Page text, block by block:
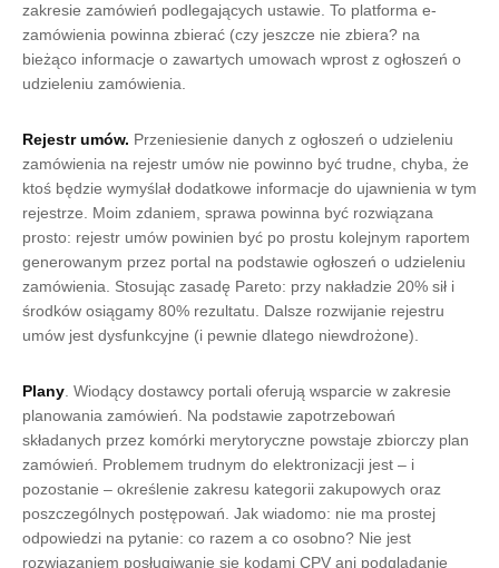
zakresie zamówień podlegających ustawie. To platforma e-
zamówienia powinna zbierać (czy jeszcze nie zbiera? na
bieżąco informacje o zawartych umowach wprost z ogłoszeń o
udzieleniu zamówienia.
Rejestr umów. Przeniesienie danych z ogłoszeń o udzieleniu
zamówienia na rejestr umów nie powinno być trudne, chyba, że
ktoś będzie wymyślał dodatkowe informacje do ujawnienia w tym
rejestrze. Moim zdaniem, sprawa powinna być rozwiązana
prosto: rejestr umów powinien być po prostu kolejnym raportem
generowanym przez portal na podstawie ogłoszeń o udzieleniu
zamówienia. Stosując zasadę Pareto: przy nakładzie 20% sił i
środków osiągamy 80% rezultatu. Dalsze rozwijanie rejestru
umów jest dysfunkcyjne (i pewnie dlatego niewdrożone).
Plany . Wiodący dostawcy portali oferują wsparcie w zakresie
planowania zamówień. Na podstawie zapotrzebowań
składanych przez komórki merytoryczne powstaje zbiorczy plan
zamówień. Problemem trudnym do elektronizacji jest – i
pozostanie – określenie zakresu kategorii zakupowych oraz
poszczególnych postępowań. Jak wiadomo: nie ma prostej
odpowiedzi na pytanie: co razem a co osobno? Nie jest
rozwiązaniem posługiwanie się kodami CPV ani podglądanie